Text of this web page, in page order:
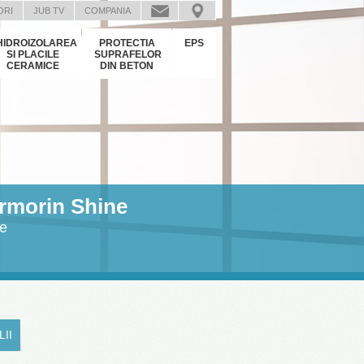
JUB TV
COMPANIA
SI PLACILE
CERAMICE
PROTECTIA
SUPRAFELOR
DIN BETON
EPS
Shine